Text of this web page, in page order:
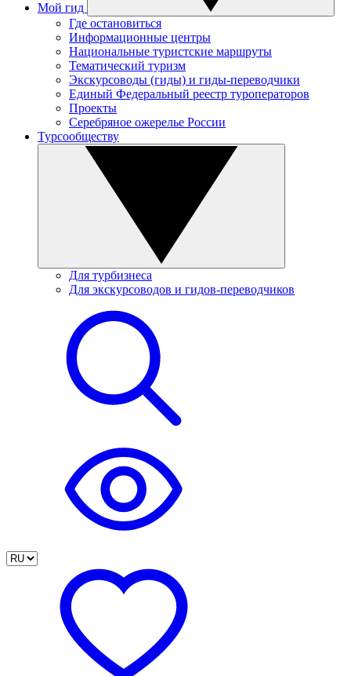
Мой гид
Где остановиться
Информационные центры
Национальные туристские маршруты
Тематический туризм
Экскурсоводы (гиды) и гиды-переводчики
Единый Федеральный реестр туроператоров
Проекты
Серебряное ожерелье России
Турсообществу
Для турбизнеса
Для экскурсоводов и гидов-переводчиков